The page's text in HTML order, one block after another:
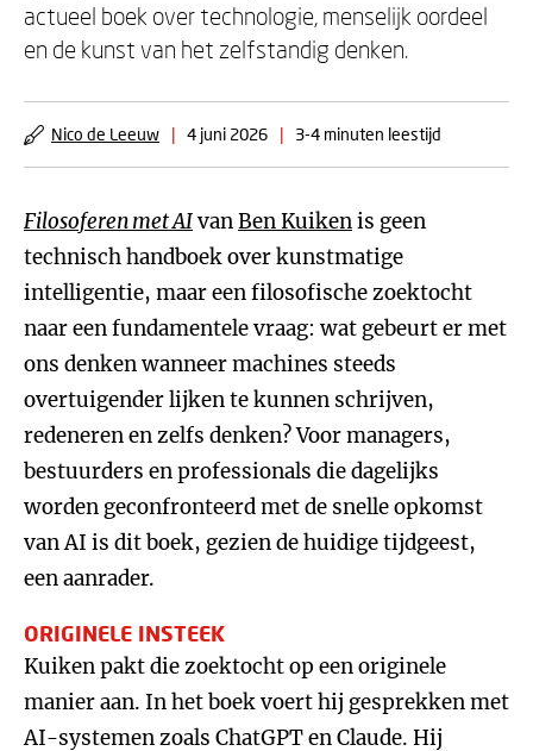
actueel boek over technologie, menselijk oordeel
en de kunst van het zelfstandig denken.
Nico de Leeuw | 4 juni 2026 | 3-4 minuten leestijd
Filosoferen met AIvanBen Kuikenis geen
technisch handboek over kunstmatige
intelligentie, maar een filosofische zoektocht
naar een fundamentele vraag: wat gebeurt er met
ons denken wanneer machines steeds
overtuigender lijken te kunnen schrijven,
redeneren en zelfs denken? Voor managers,
bestuurders en professionals die dagelijks
worden geconfronteerd met de snelle opkomst
van AI is dit boek, gezien de huidige tijdgeest,
een aanrader.
ORIGINELE INSTEEK
Kuiken pakt die zoektocht op een originele
manier aan. In het boek voert hij gesprekken met
AI-systemen zoals ChatGPT en Claude. Hij